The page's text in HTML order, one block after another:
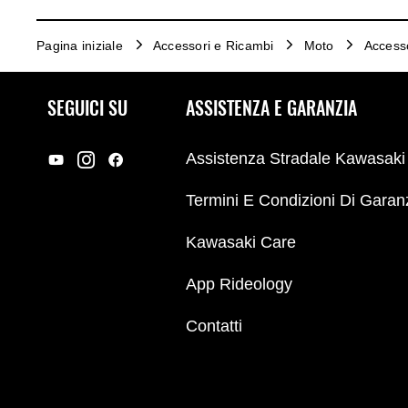
Pagina iniziale Accessori e Ricambi Moto
SEGUICI SU ASSISTENZA E GARANZIA
Assistenza Stradale Kawasaki
Termini E Condizioni Di
Kawasaki Care
App Rideology
Contatti